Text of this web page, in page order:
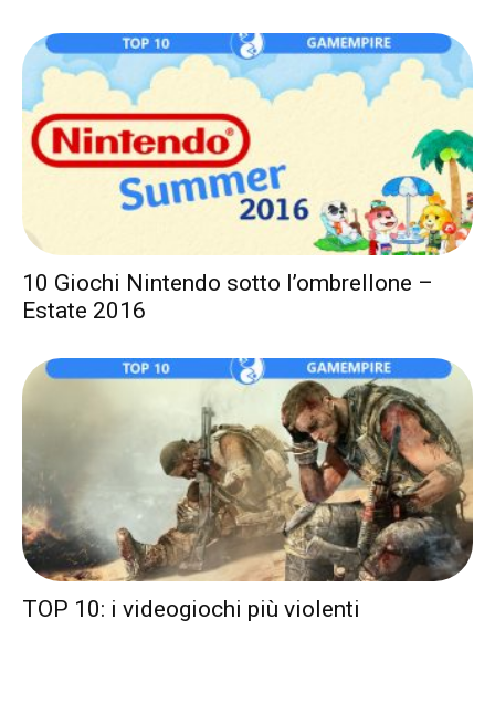
10 Giochi Nintendo sotto l’ombrellone –
Estate 2016
TOP 10: i videogiochi più violenti